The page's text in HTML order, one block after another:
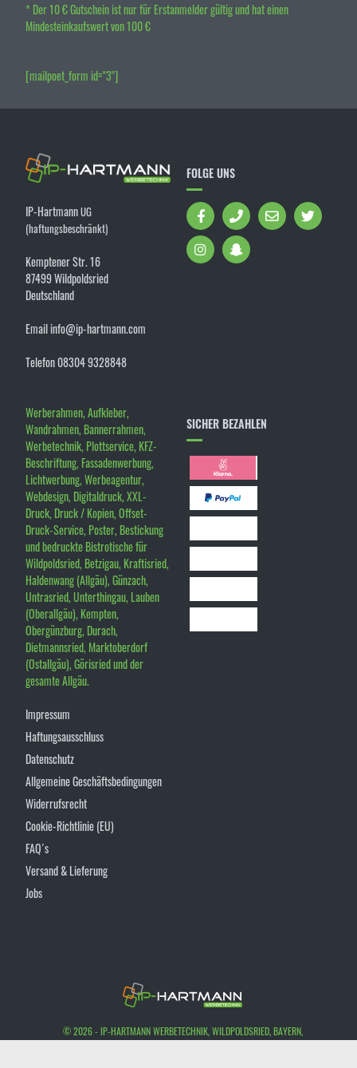
* Der 10 € Gutschein ist nur für Erstanmelder gültig und hat einen
Mindesteinkaufswert von 100 €
[mailpoet_form id="3"]
IP-HartmannUG
(haftungsbeschränkt)
Kemptener Str. 16
87499 Wildpoldsried
Deutschland
Email info@ip-hartmann.com
Telefon 08304 9328848
FOLGE UNS
Werberahmen, Aufkleber,
Wandrahmen, Bannerrahmen,
Werbetechnik, Plottservice, KFZ-
Beschriftung, Fassadenwerbung,
Lichtwerbung, Werbeagentur,
Webdesign, Digitaldruck, XXL-
Druck, Druck / Kopien, Offset-
Druck-Service, Poster, Bestickung
und bedruckte Bistrotische für
Wildpoldsried, Betzigau, Kraftisried,
Haldenwang (Allgäu), Günzach,
Untrasried, Unterthingau, Lauben
(Oberallgäu), Kempten,
Obergünzburg, Durach,
Dietmannsried, Marktoberdorf
(Ostallgäu), Görisried und der
gesamte Allgäu.
SICHER BEZAHLEN
Impressum
Haftungsausschluss
Datenschutz
Allgemeine Geschäftsbedingungen
Widerrufsrecht
Cookie-Richtlinie (EU)
FAQ´s
Versand & Lieferung
Jobs
© 2026 - IP-HARTMANN WERBETECHNIK, WILDPOLDSRIED, BAYERN,